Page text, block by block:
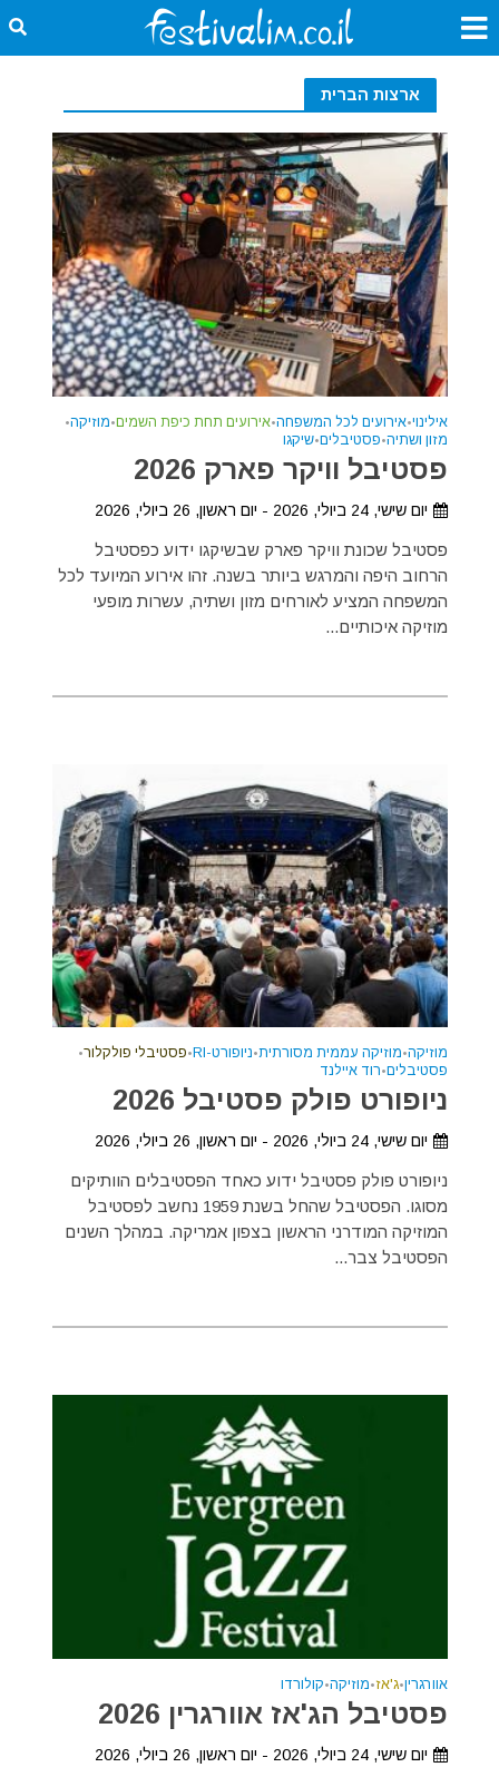
ארצות הברית
אילינוי•אירועים לכל המשפחה•אירועים תחת כיפת השמים•מוזיקה•
מזון ושתיה•פסטיבלים•שיקגו
פסטיבל וויקר פארק 2026
יום שישי, 24 ביולי, 2026 - יום ראשון, 26 ביולי, 2026
פסטיבל שכונת וויקר פארק שבשיקגו ידוע כפסטיבל
הרחוב היפה והמרגש ביותר בשנה. זהו אירוע המיועד לכל
המשפחה המציע לאורחים מזון ושתיה, עשרות מופעי
מוזיקה איכותיים...
מוזיקה•מוזיקה עממית מסורתית•ניופורט-RI •פסטיבלי פולקלור•
פסטיבלים•רוד איילנד
ניופורט פולק פסטיבל 2026
יום שישי, 24 ביולי, 2026 - יום ראשון, 26 ביולי, 2026
ניופורט פולק פסטיבל ידוע כאחד הפסטיבלים הוותיקים
מסוגו. הפסטיבל שהחל בשנת 1959 נחשב לפסטיבל
המוזיקה המודרני הראשון בצפון אמריקה. במהלך השנים
הפסטיבל צבר...
אוורגרין•ג'אז•מוזיקה•קולורדו
פסטיבל הג'אז אוורגרין 2026
יום שישי, 24 ביולי, 2026 - יום ראשון, 26 ביולי, 2026